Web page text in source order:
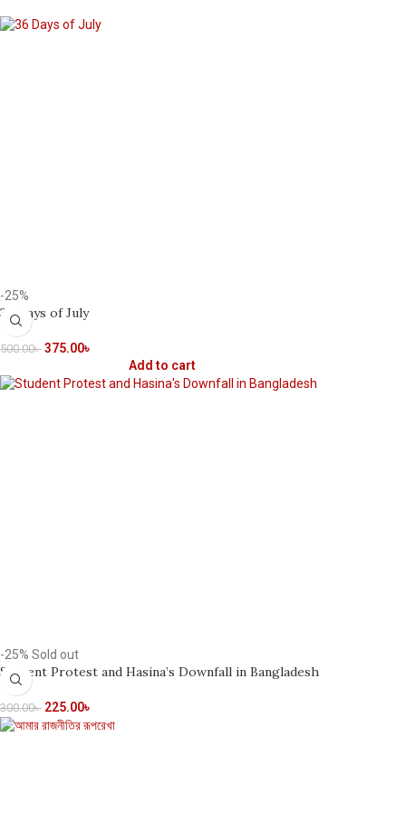
-25%
36 Days of July
500.00৳ 375.00৳
Add to cart
-25% Sold out
Student Protest and Hasina’s Downfall in Bangladesh
300.00৳ 225.00৳